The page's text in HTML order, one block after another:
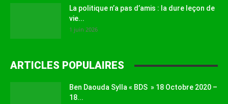
La politique n’a pas d’amis : la dure leçon de
vie...
1 juin 2026
ARTICLES POPULAIRES
Ben Daouda Sylla « BDS » 18 Octobre 2020 –
18...